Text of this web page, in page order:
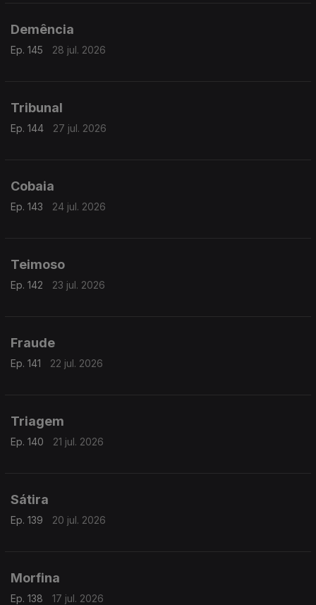
Demência
Ep. 145 28 jul. 2026
Tribunal
Ep. 144 27 jul. 2026
Cobaia
Ep. 143 24 jul. 2026
Teimoso
Ep. 142 23 jul. 2026
Fraude
Ep. 141 22 jul. 2026
Triagem
Ep. 140 21 jul. 2026
Sátira
Ep. 139 20 jul. 2026
Morfina
Ep. 138 17 jul. 2026